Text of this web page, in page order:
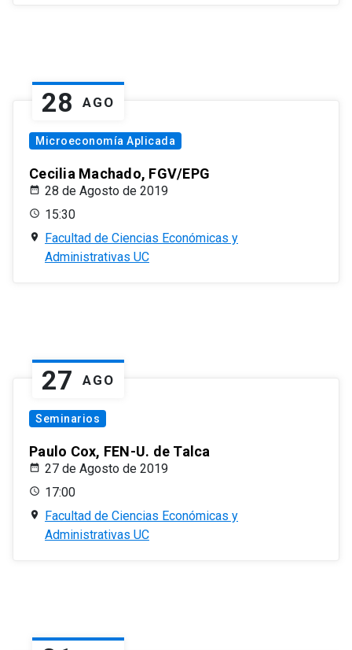
28 AGO
Microeconomía Aplicada
Cecilia Machado, FGV/EPG
28 de Agosto de 2019
15:30
Facultad de Ciencias Económicas y
Administrativas UC
27 AGO
Seminarios
Paulo Cox, FEN-U. de Talca
27 de Agosto de 2019
17:00
Facultad de Ciencias Económicas y
Administrativas UC